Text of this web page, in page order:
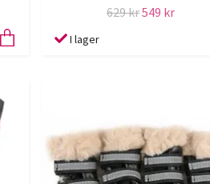
629 kr549 kr
I lager